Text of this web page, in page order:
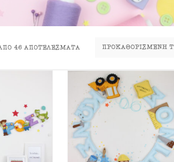
46 ΑΠΟΤΈΛΕΣΜΑΤΑ